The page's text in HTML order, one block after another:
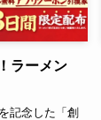
ラーメン
記念した「創